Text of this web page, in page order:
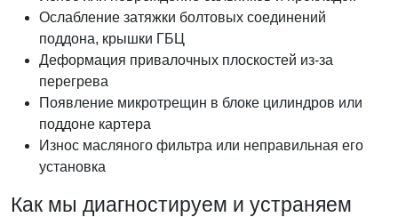
Ослабление затяжки болтовых соединений
поддона, крышки ГБЦ
Деформация привалочных плоскостей из-за
перегрева
Появление микротрещин в блоке цилиндров или
поддоне картера
Износ масляного фильтра или неправильная его
установка
Как мы диагностируем и устраняем